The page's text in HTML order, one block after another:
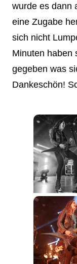
wurde es dann
eine Zugabe
sich nicht
Minuten haben
gegeben was
Dankeschön!